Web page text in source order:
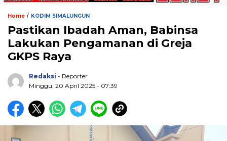
Home / KODIM SIMALUNGUN
Pastikan Ibadah Aman, Babinsa
Lakukan Pengamanan di Greja
GKPS Raya
Redaksi - Reporter
Minggu, 20 April 2025 - 07:39